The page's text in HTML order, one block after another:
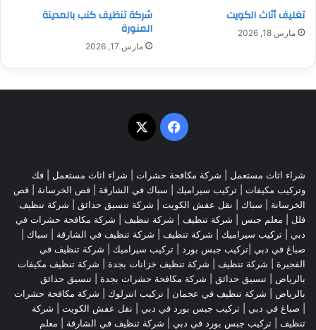
تغليف أثاث الكويت
مارس 18, 2026
شركة تنظيف كنب بالمدينة
المنورة
مارس 17, 2026
فيسبوك
‫X
شراء اثاث مستعمل شركة مكافحة حشرات شراء اثاث مستعمل
فك
وتركيب مكيفات | تركيب سيراميك | سباك في الشارقة قص الخرسانة | قص
الخرسانة | سباك نقل عفش الكويت شركة تنسيق حدائق
شركة تنظيف
فلل
معلم جبس شركة تنظيف شركة تنظيف
شركة مكافحة حشرات في
دبي
تركيب سيراميك شركة تنظيف شركة تنظيف في الشارقة | سباك |
صباغ في دبي |تركيب جبس بورد | تركيب سيراميك
شركة تنظيف في
الفجيرة
شركة تنظيف شركة تنظيف خزانات بجدة
شركة تنظيف مكيفات
بالرياض
تنسيق حدائق شركة مكافحة حشرات بجدة
تنسيق حدائق
بالرياض
شركة تنظيف في عجمان | تركيب انترلوك | شركة مكافحة حشرات
صباغ في دبي تركيب جبس بورد في دبي نقل عفش الكويت
شركة
تنظيف
تركيب جبس بورد في دبي شركة تنظيف في الشارقة معلم